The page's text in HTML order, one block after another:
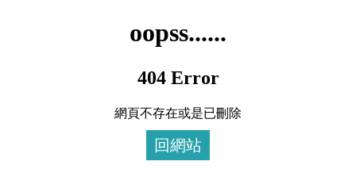
oopss......
404 Error
網頁不存在或是已刪除
回網站